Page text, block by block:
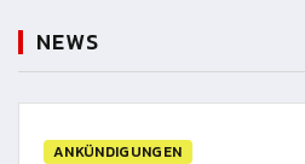
NEWS
ANKÜNDIGUNGEN